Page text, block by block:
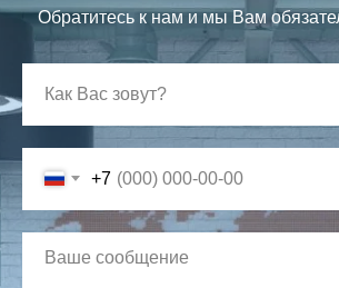
Обратитесь к нам и мы Вам
+7